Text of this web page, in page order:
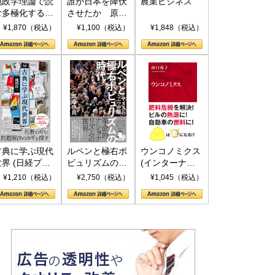
多極化する世
トランプと
¥1,870（税込）
させたか 原爆
投下、ソ連参
(PHP新書)
¥1,100（税込） ¥1,848（税込）
典に学ぶ現代
界 (日経プレ
アシリーズ)
¥1,210（税込）
ルペンと極右ポ
ピュリズムの時
代：〈ヤヌス〉
¥2,750（税込）
ウンコノミクス
(インターナシ
ョナル新書)
¥1,045（税込）